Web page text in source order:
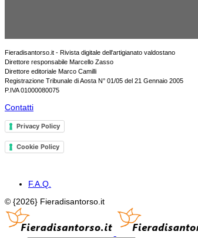
Fieradisantorso.it - Rivista digitale dell'artigianato valdostano
Direttore responsabile Marcello Zasso
Direttore editoriale Marco Camilli
Registrazione Tribunale di Aosta N° 01/05 del 21 Gennaio 2005
P.IVA 01000080075
Contatti
Privacy Policy
Cookie Policy
F.A.Q.
© {2026} Fieradisantorso.it